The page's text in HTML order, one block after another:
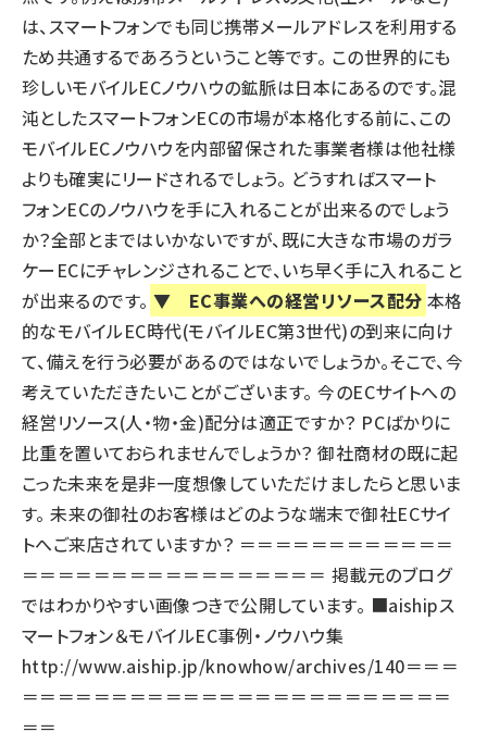
は、スマートフォンでも同じ携帯メールアドレスを利用する
ため共通するであろうということ等です。 この世界的にも
珍しいモバイルECノウハウの鉱脈は日本にあるのです。混
沌としたスマートフォンECの市場が本格化する前に、この
モバイルECノウハウを内部留保された事業者様は他社様
よりも確実にリードされるでしょう。 どうすればスマート
フォンECのノウハウを手に入れることが出来るのでしょう
か？全部とまではいかないですが、既に大きな市場のガラ
ケーECにチャレンジされることで、いち早く手に入れること
が出来るのです。 ▼ EC事業への経営リソース配分 本格
的なモバイルEC時代(モバイルEC第3世代)の到来に向け
て、備えを行う必要があるのではないでしょうか。そこで、今
考えていただきたいことがございます。 今のECサイトへの
経営リソース(人・物・金)配分は適正ですか？ PCばかりに
比重を置いておられませんでしょうか？ 御社商材の既に起
こった未来を是非一度想像していただけましたらと思いま
す。 未来の御社のお客様はどのような端末で御社ECサイ
トへご来店されていますか？ ＝＝＝＝＝＝＝＝＝＝＝＝
＝＝＝＝＝＝＝＝＝＝＝＝＝＝＝＝＝ 掲載元のブログ
ではわかりやすい画像つきで公開しています。 ■aishipス
マートフォン＆モバイルEC事例・ノウハウ集
http://www.aiship.jp/knowhow/archives/140＝＝＝
＝＝＝＝＝＝＝＝＝＝＝＝＝＝＝＝＝＝＝＝＝＝＝＝
＝＝